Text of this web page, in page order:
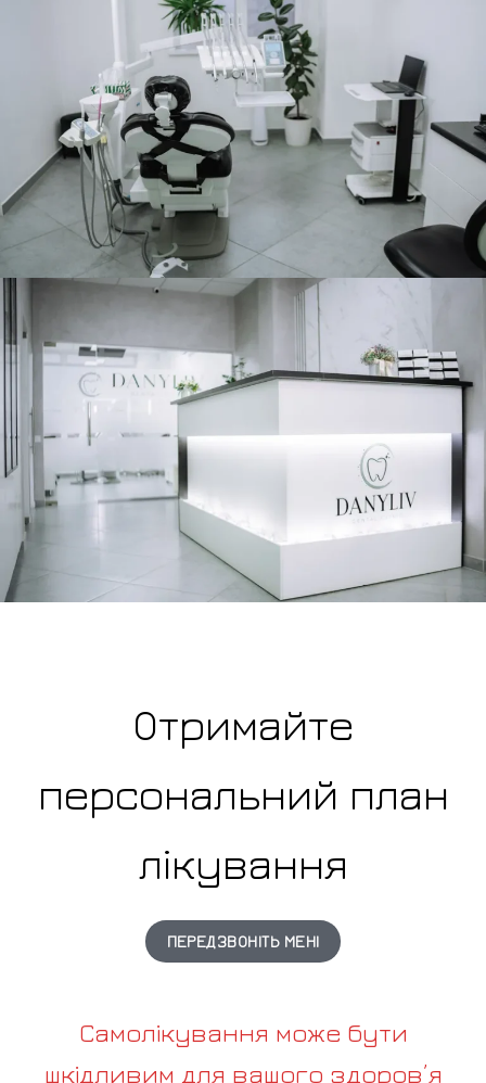
Отримайте
персональний план
лікування
ПЕРЕДЗВОНІТЬ МЕНІ
Самолікування може бути
шкідливим для вашого здоров’я